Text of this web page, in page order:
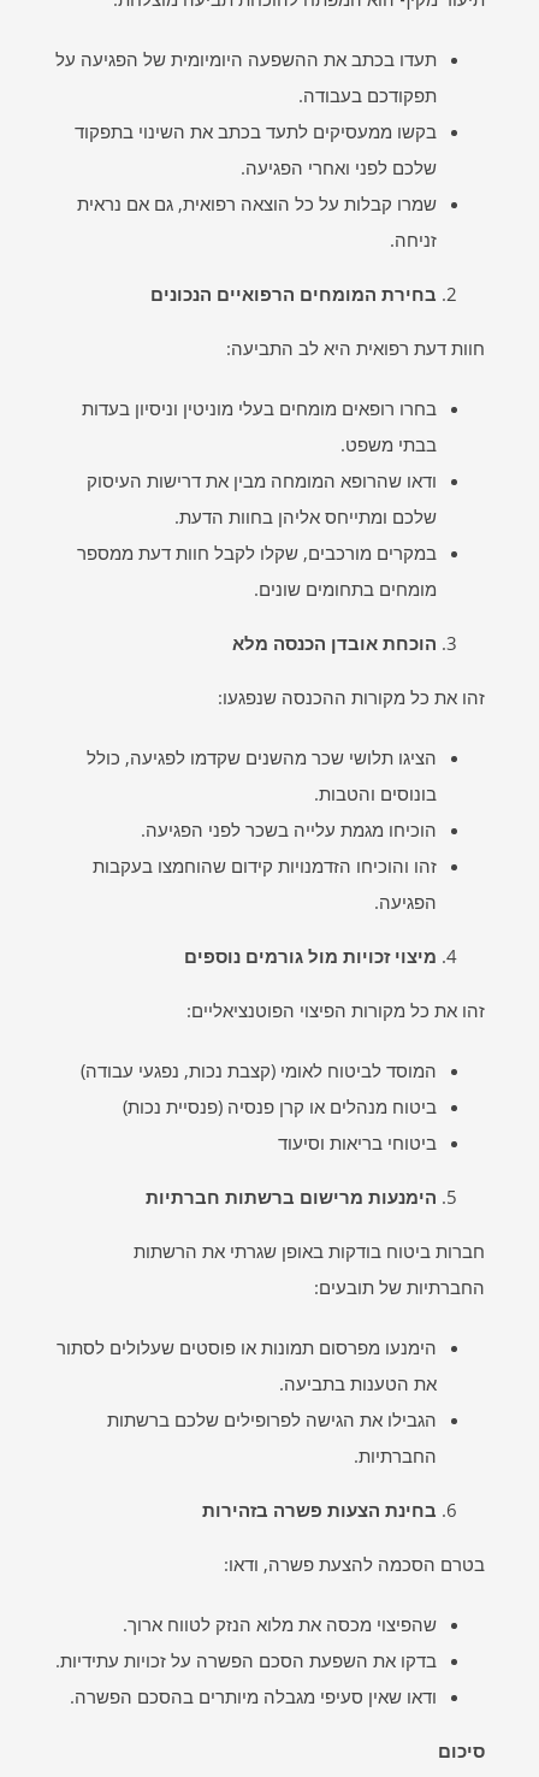
תעדו בכתב את ההשפעה היומיומית של הפגיעה על
תפקודכם בעבודה.
בקשו ממעסיקים לתעד בכתב את השינוי בתפקוד
שלכם לפני ואחרי הפגיעה.
שמרו קבלות על כל הוצאה רפואית, גם אם נראית
זניחה.
בחירת המומחים הרפואיים הנכונים
חוות דעת רפואית היא לב התביעה:
בחרו רופאים מומחים בעלי מוניטין וניסיון בעדות
בבתי משפט.
ודאו שהרופא המומחה מבין את דרישות העיסוק
שלכם ומתייחס אליהן בחוות הדעת.
במקרים מורכבים, שקלו לקבל חוות דעת ממספר
מומחים בתחומים שונים.
הוכחת אובדן הכנסה מלא
זהו את כל מקורות ההכנסה שנפגעו:
הציגו תלושי שכר מהשנים שקדמו לפגיעה, כולל
בונוסים והטבות.
הוכיחו מגמת עלייה בשכר לפני הפגיעה.
זהו והוכיחו הזדמנויות קידום שהוחמצו בעקבות
הפגיעה.
מיצוי זכויות מול גורמים נוספים
זהו את כל מקורות הפיצוי הפוטנציאליים:
המוסד לביטוח לאומי (קצבת נכות, נפגעי עבודה)
ביטוח מנהלים או קרן פנסיה (פנסיית נכות)
ביטוחי בריאות וסיעוד
הימנעות מרישום ברשתות חברתיות
חברות ביטוח בודקות באופן שגרתי את הרשתות
החברתיות של תובעים:
הימנעו מפרסום תמונות או פוסטים שעלולים לסתור
את הטענות בתביעה.
הגבילו את הגישה לפרופילים שלכם ברשתות
החברתיות.
בחינת הצעות פשרה בזהירות
בטרם הסכמה להצעת פשרה, ודאו:
שהפיצוי מכסה את מלוא הנזק לטווח ארוך.
בדקו את השפעת הסכם הפשרה על זכויות עתידיות.
ודאו שאין סעיפי מגבלה מיותרים בהסכם הפשרה.
סיכום